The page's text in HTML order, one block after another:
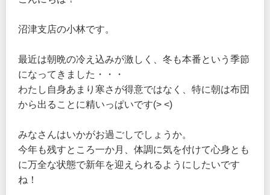
沼津支店の小林です。
最近は朝晩の冷え込みが激しく、冬も本番という季節
になってきました・・・
わたし自身あまり寒さが得意ではなく、特に朝は布団
から出ることに精いっぱいです(> <)
みなさんはいかがお過ごしでしょうか。
今年も残すところ一か月、体調に気を付けて心身とも
に万全な状態で新年を迎えられるようにしたいです
ね！